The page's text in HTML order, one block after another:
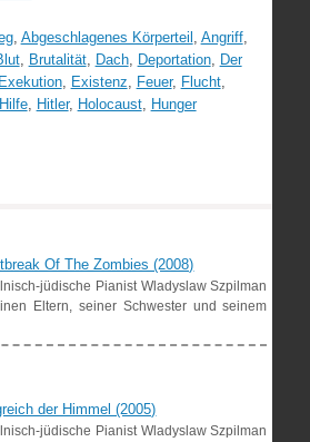
, Abgeschlagenes Körperteil , Angriff,
, Brutalität, Dach, Deportation, Der
Exekution, Existenz, Feuer, Flucht,
Hilfe, Hitler, Holocaust, Hunger
Of The Zombies (2008)
jüdische Pianist Wladyslaw Szpilman
Eltern, seiner Schwester und seinem
der Himmel (2005)
jüdische Pianist Wladyslaw Szpilman